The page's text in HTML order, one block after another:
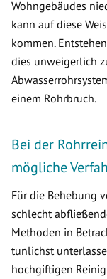
Wohngebäudes
kann auf diese
kommen.
dies unweigerlich
einem Rohrbruch.
Bei der
mögliche
Für die Behebung
schlecht
Methoden in
tunlichst
hochgiftigen